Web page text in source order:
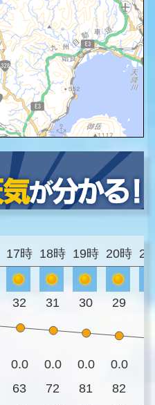
17時 18時 19時 20時
32 31 30 29
0.0 0.0 0.0 0.0
63 72 81 82